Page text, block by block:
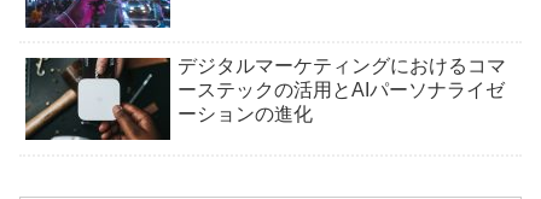
デジタルマーケティングにおけるコマ
ーステックの活用とAIパーソナライゼ
ーションの進化